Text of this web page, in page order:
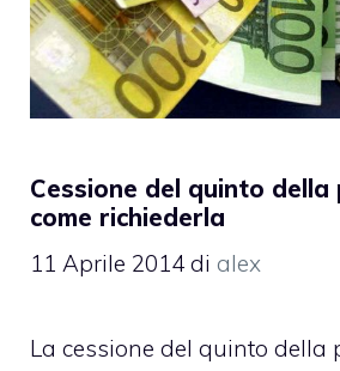
Cessione del quinto della
come richiederla
11 Aprile 2014 di alex
La cessione del quinto della